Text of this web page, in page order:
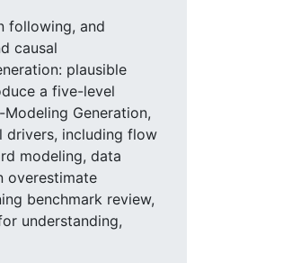
following, and
causal
plausible
a five-level
Generation,
drivers, including flow
modeling, data
overestimate
benchmark review,
understanding,